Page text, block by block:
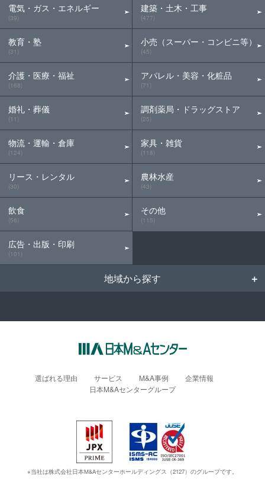
電気・ガス・エネルギー
(39)
教育・塾
(31)
介護・医療・福祉
(168)
婚礼・葬儀
(11)
物流・運輸・倉庫
(124)
リース・レンタル
(30)
飲食
(56)
広告・出版・印刷
(101)
建築・土木・工事
(477)
小売（スーパー・コンビニ等）
(45)
アパレル・美容・化粧品
(71)
調剤薬局・ドラッグストア
(25)
家具・雑貨
(118)
農林水産
(43)
その他
(115)
地域から探す
選ばれる理由 サービス M&A事例
企業情報
日本M&Aセンターグループ
※当社は株式会社日本M&Aセンターホールディングス（2127）のグループです。